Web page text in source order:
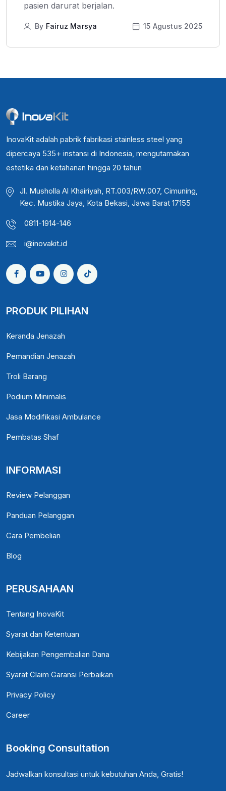
pasien darurat berjalan.
By Fairuz Marsya 15 Agustus 2025
InovaKit adalah pabrik fabrikasi stainless steel yang
dipercaya 535+ instansi di Indonesia, mengutamakan
estetika dan ketahanan hingga 20 tahun
Jl. Musholla Al Khairiyah, RT.003/RW.007, Cimuning,
Kec. Mustika Jaya, Kota Bekasi, Jawa Barat 17155
0811-1914-146
i@inovakit.id
PRODUK PILIHAN
Keranda Jenazah
Pemandian Jenazah
Troli Barang
Podium Minimalis
Jasa Modifikasi Ambulance
Pembatas Shaf
INFORMASI
Review Pelanggan
Panduan Pelanggan
Cara Pembelian
Blog
PERUSAHAAN
Tentang InovaKit
Syarat dan Ketentuan
Kebijakan Pengembalian Dana
Syarat Claim Garansi Perbaikan
Privacy Policy
Career
Booking Consultation
Jadwalkan konsultasi untuk kebutuhan Anda, Gratis!